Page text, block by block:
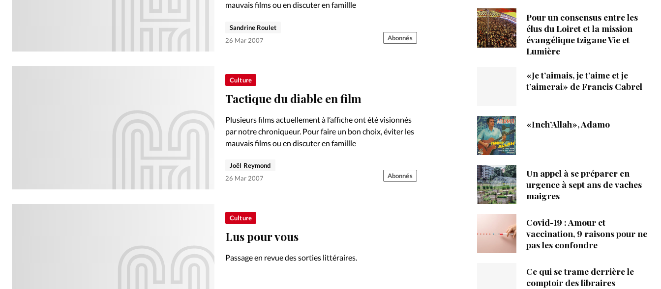
mauvais films ou en discuter en famillle
Sandrine Roulet
26 Mar 2007
Abonnés
Culture
Tactique du diable en film
Plusieurs films actuellement à l’affiche ont été visionnés
par notre chroniqueur. Pour faire un bon choix, éviter les
mauvais films ou en discuter en famillle
Joël Reymond
26 Mar 2007
Abonnés
Culture
Lus pour vous
Passage en revue des sorties littéraires.
Pour un consensus entre les
élus du Loiret et la mission
évangélique tzigane Vie et
Lumière
«Je t’aimais, je t’aime et je
t’aimerai» de Francis Cabrel
«Inch’Allah», Adamo
Un appel à se préparer en
urgence à sept ans de vaches
maigres
Covid-19 : Amour et
vaccination, 9 raisons pour ne
pas les confondre
Ce qui se trame derrière le
comptoir des libraires